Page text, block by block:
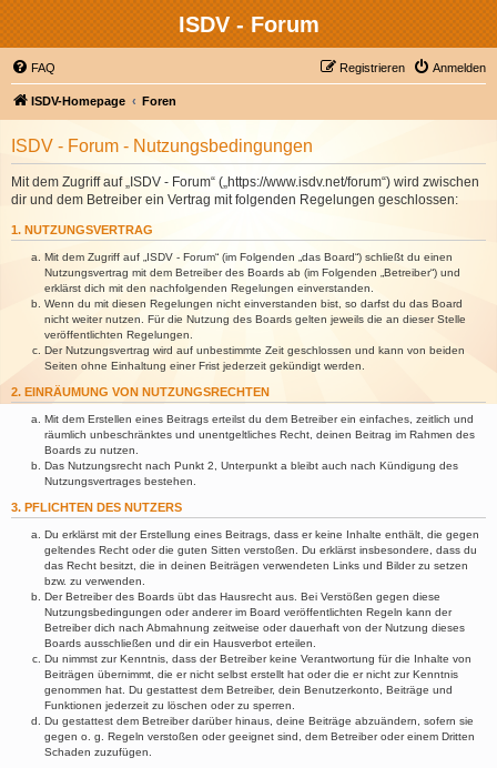
ISDV - Forum
FAQ Anmelden
Registrieren
ISDV-Homepage Foren
ISDV - Forum - Nutzungsbedingungen
Mit dem Zugriff auf „ISDV - Forum“ („https://www.isdv.net/forum“) wird zwischen
dir und dem Betreiber ein Vertrag mit folgenden Regelungen geschlossen:
1. NUTZUNGSVERTRAG
Mit dem Zugriff auf „ISDV - Forum“ (im Folgenden „das Board“) schließt du einen
Nutzungsvertrag mit dem Betreiber des Boards ab (im Folgenden „Betreiber“) und
erklärst dich mit den nachfolgenden Regelungen einverstanden.
Wenn du mit diesen Regelungen nicht einverstanden bist, so darfst du das Board
nicht weiter nutzen. Für die Nutzung des Boards gelten jeweils die an dieser Stelle
veröffentlichten Regelungen.
Der Nutzungsvertrag wird auf unbestimmte Zeit geschlossen und kann von beiden
Seiten ohne Einhaltung einer Frist jederzeit gekündigt werden.
2. EINRÄUMUNG VON NUTZUNGSRECHTEN
Mit dem Erstellen eines Beitrags erteilst du dem Betreiber ein einfaches, zeitlich und
räumlich unbeschränktes und unentgeltliches Recht, deinen Beitrag im Rahmen des
Boards zu nutzen.
Das Nutzungsrecht nach Punkt 2, Unterpunkt a bleibt auch nach Kündigung des
Nutzungsvertrages bestehen.
3. PFLICHTEN DES NUTZERS
Du erklärst mit der Erstellung eines Beitrags, dass er keine Inhalte enthält, die gegen
geltendes Recht oder die guten Sitten verstoßen. Du erklärst insbesondere, dass du
das Recht besitzt, die in deinen Beiträgen verwendeten Links und Bilder zu setzen
bzw. zu verwenden.
Der Betreiber des Boards übt das Hausrecht aus. Bei Verstößen gegen diese
Nutzungsbedingungen oder anderer im Board veröffentlichten Regeln kann der
Betreiber dich nach Abmahnung zeitweise oder dauerhaft von der Nutzung dieses
Boards ausschließen und dir ein Hausverbot erteilen.
Du nimmst zur Kenntnis, dass der Betreiber keine Verantwortung für die Inhalte von
Beiträgen übernimmt, die er nicht selbst erstellt hat oder die er nicht zur Kenntnis
genommen hat. Du gestattest dem Betreiber, dein Benutzerkonto, Beiträge und
Funktionen jederzeit zu löschen oder zu sperren.
Du gestattest dem Betreiber darüber hinaus, deine Beiträge abzuändern, sofern sie
gegen o. g. Regeln verstoßen oder geeignet sind, dem Betreiber oder einem Dritten
Schaden zuzufügen.